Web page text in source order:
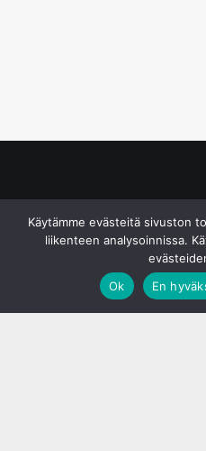
Käytämme evästeitä sivuston
liikenteen analysoinnissa.
Ok
En